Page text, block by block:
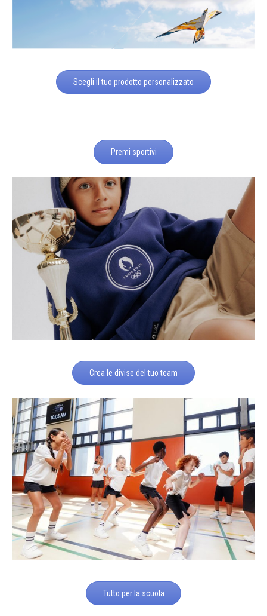
Scegli il tuo prodotto personalizzato
Premi sportivi
Crea le divise del tuo team
Tutto per la scuola